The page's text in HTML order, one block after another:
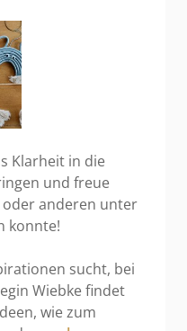
Klarheit in die
und freue
oder anderen unter
konnte!
sucht, bei
Wiebke findet
wie zum